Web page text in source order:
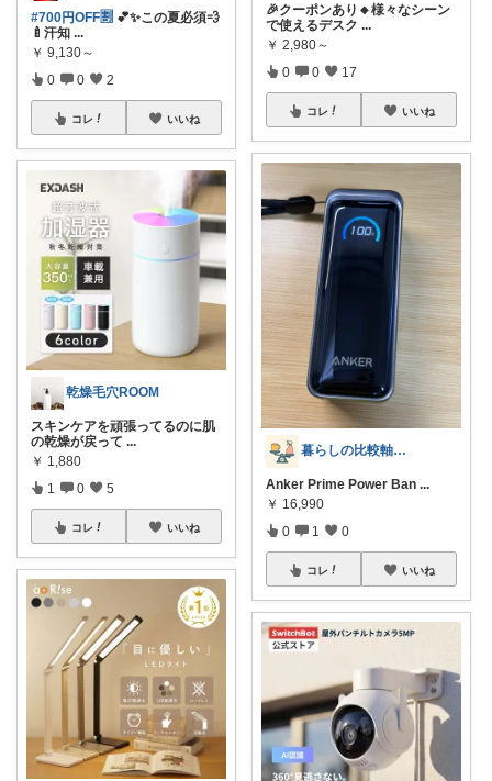
#700円OFF🈹 💕✨この夏必須💨
🍼汗知 ...
￥ 9,130～
0 0 2
コレ いいね
乾燥毛穴ROOM
スキンケアを頑張ってるのに肌
の乾燥が戻って ...
￥ 1,880
1 0 5
コレ いいね
🎉クーポンあり🔸様々なシーン
で使えるデスク ...
￥ 2,980～
0 0 17
コレ いいね
暮らしの比較軸｜Nacafy
Anker Prime Power Ban ...
￥ 16,990
0 1 0
コレ いいね